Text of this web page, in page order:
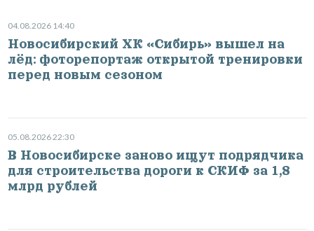
04.08.2026 14:40
Новосибирский ХК «Сибирь» вышел на
лёд: фоторепортаж открытой тренировки
перед новым сезоном
05.08.2026 22:30
В Новосибирске заново ищут подрядчика
для строительства дороги к СКИФ за 1,8
млрд рублей